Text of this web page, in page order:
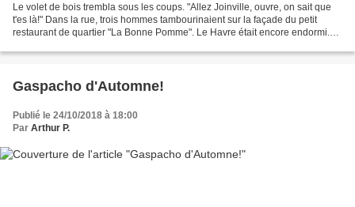
Le volet de bois trembla sous les coups. "Allez Joinville, ouvre, on sait que
t'es là!" Dans la rue, trois hommes tambourinaient sur la façade du petit
restaurant de quartier "La Bonne Pomme". Le Havre était encore endormi.
Gaspacho d'Automne!
Publié le 24/10/2018 à 18:00
Par Arthur P.